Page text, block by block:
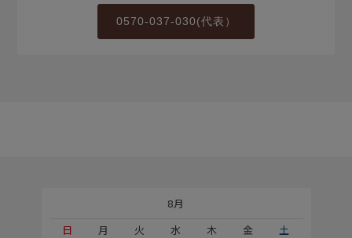
0570-037-030(代表）
8月
日
月 火 水 木 金
土